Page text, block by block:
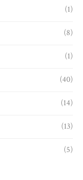
(1)
(8)
(1)
(40)
(14)
(13)
(5)